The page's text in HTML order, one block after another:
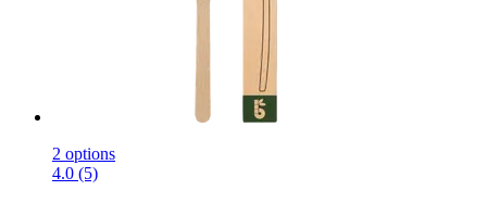
2 options
4.0 (5)